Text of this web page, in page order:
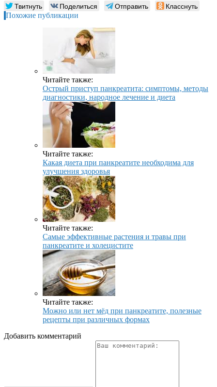
Твитнуть Поделиться Отправить Класснуть
Похожие публикации
Читайте также:
Острый приступ панкреатита: симптомы, методы
диагностики, народное лечение и диета
Читайте также:
Какая диета при панкреатите необходима для
улучшения здоровья
Читайте также:
Самые эффективные растения и травы при
панкреатите и холецистите
Читайте также:
Можно или нет мёд при панкреатите, полезные
рецепты при различных формах
Добавить комментарий